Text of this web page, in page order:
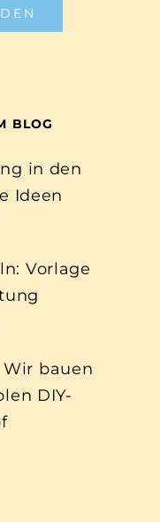
BLOG
in den
Ideen
Vorlage
bauen
DIY-